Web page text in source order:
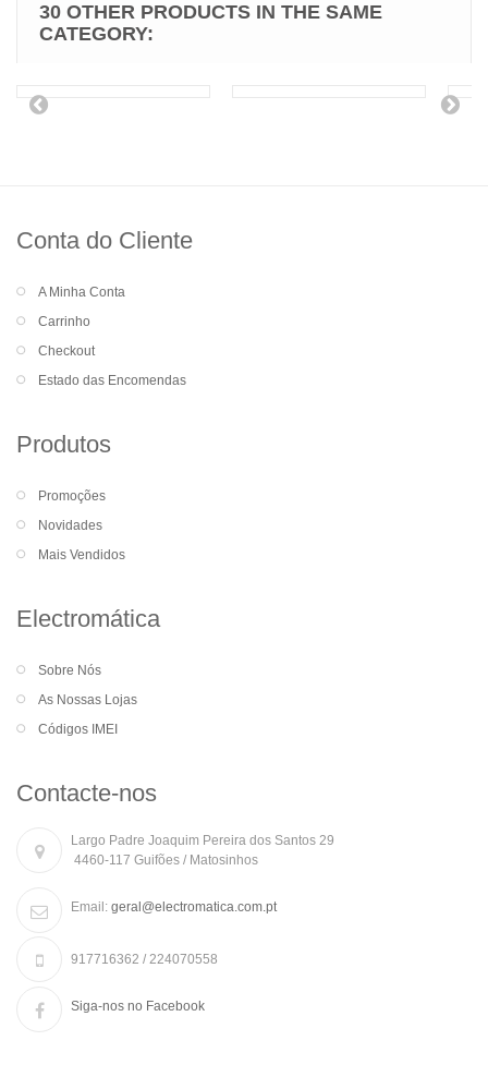
30 OTHER PRODUCTS IN THE SAME
CATEGORY:
Conta do Cliente
A Minha Conta
Carrinho
Checkout
Estado das Encomendas
Produtos
Promoções
Novidades
Mais Vendidos
Electromática
Sobre Nós
As Nossas Lojas
Códigos IMEI
Contacte-nos
Largo Padre Joaquim Pereira dos Santos 29
4460-117 Guifões / Matosinhos
Email: geral@electromatica.com.pt
917716362 / 224070558
Siga-nos no Facebook